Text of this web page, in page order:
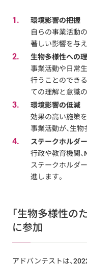
1.
環境影響の把握
自らの事業活動
著しい影響を与え
2.
生物多様性への
事業活動や日常
行うことのでき
ての理解と意識
3.
環境影響の低減
効果の高い施策
事業活動が、生
4.
ステークホルダ
行政や教育機関、
ステークホルダ
進します。
「生物多様性の
に参加
アドバンテストは、